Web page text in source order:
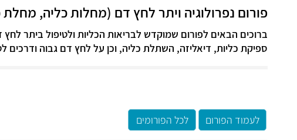
פורום נפרולוגיה ויתר לחץ דם (מחלות כליה,
ברוכים הבאים לפורום שמוקדש לבריאות הכליות ולטיפול ביתר
ספיקת כליות, דיאליזה, השתלת כליה, וכן על לחץ דם גבוה ודרכים
לעמוד הפורום לכל הפורומים